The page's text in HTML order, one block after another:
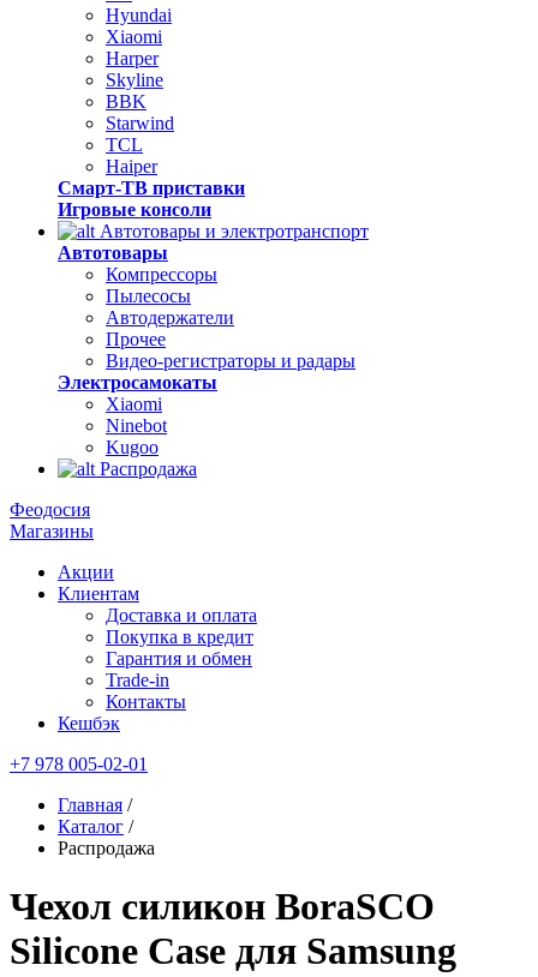
Hyundai
Xiaomi
Harper
Skyline
BBK
Starwind
TCL
Haiper
Смарт-ТВ приставки
Игровые консоли
Автотовары и электротранспорт
Автотовары
Компрессоры
Пылесосы
Автодержатели
Прочее
Видео-регистраторы и радары
Электросамокаты
Xiaomi
Ninebot
Kugoo
Распродажа
Феодосия
Магазины
Акции
Клиентам
Доставка и оплата
Покупка в кредит
Гарантия и обмен
Trade-in
Контакты
Кешбэк
+7 978 005-02-01
Главная /
Каталог /
Распродажа
Чехол силикон BoraSCO
Silicone Case для Samsung